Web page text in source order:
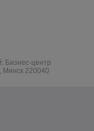
Бизнес-центр
Минск 220040